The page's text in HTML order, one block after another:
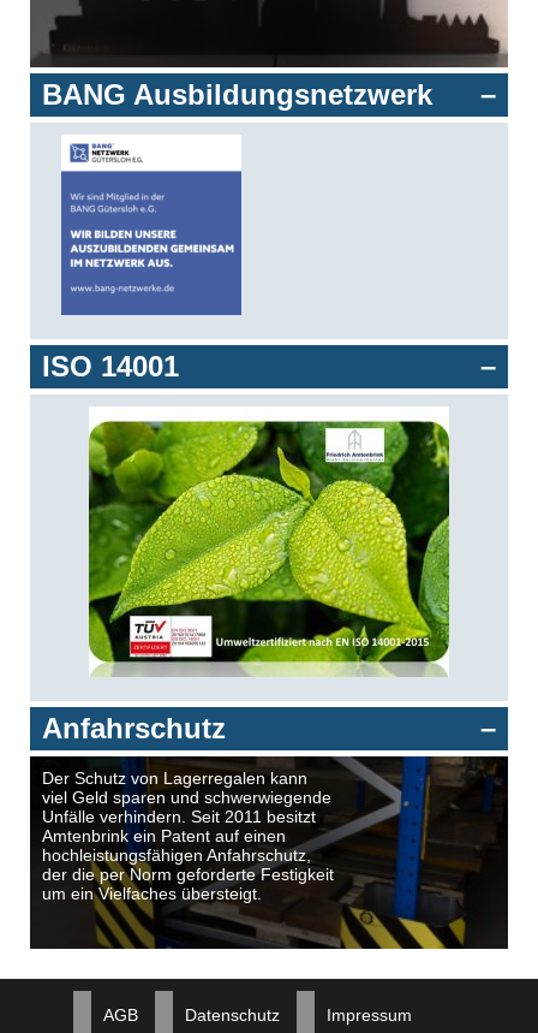
BANG Ausbildungsnetzwerk
ISO 14001
Anfahrschutz
Der Schutz von Lagerregalen kann
viel Geld sparen und schwerwiegende
Unfälle verhindern. Seit 2011 besitzt
Amtenbrink ein Patent auf einen
hochleistungsfähigen Anfahrschutz,
der die per Norm geforderte Festigkeit
um ein Vielfaches übersteigt.
AGB Datenschutz Impressum